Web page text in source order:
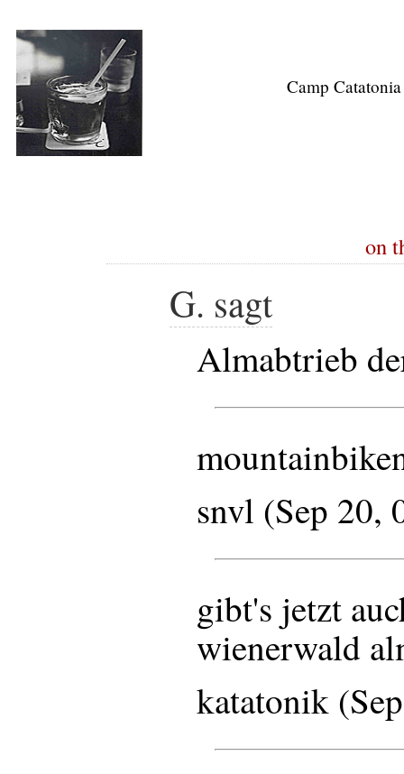
Camp Catatonia
on
G. sagt
Almabtrieb
snvl (Sep 20,
gibt's jetzt
wienerwald
katatonik